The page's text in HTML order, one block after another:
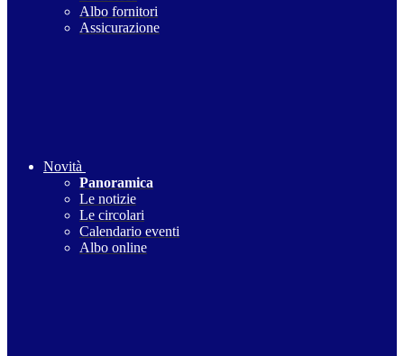
Albo fornitori
Assicurazione
Novità
Panoramica
Le notizie
Le circolari
Calendario eventi
Albo online